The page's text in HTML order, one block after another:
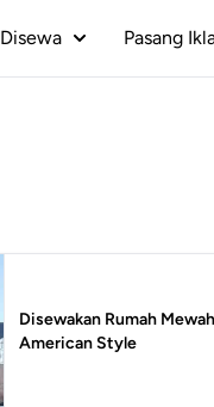
Disewa Pasang
Disewakan Rumah
American Style